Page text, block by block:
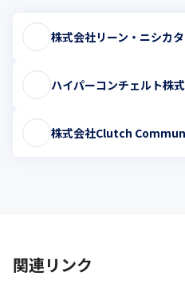
株式会社リーン・ニシカタ
ハイパーコンチェルト株
株式会社Clutch
関連リンク